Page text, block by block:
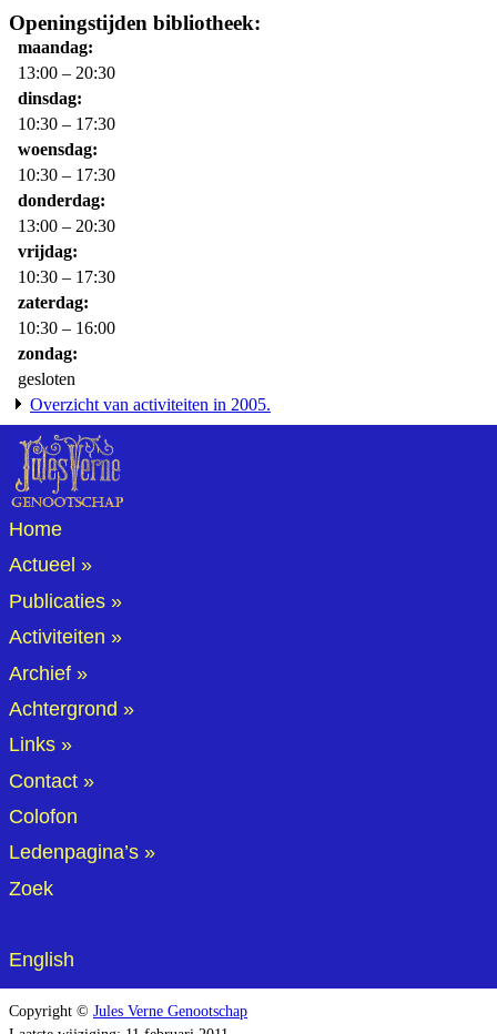
Openingstijden bibliotheek:
maandag
13:00 – 20:30
dinsdag
10:30 – 17:30
woensdag
10:30 – 17:30
donderdag
13:00 – 20:30
vrijdag
10:30 – 17:30
zaterdag
10:30 – 16:00
zondag
gesloten
Overzicht van activiteiten in 2005.
Home
Actueel
Publicaties
Activiteiten
Archief
Achtergrond
Links
Contact
Colofon
Ledenpagina’s
Zoek
English
Copyright © Jules Verne Genootschap